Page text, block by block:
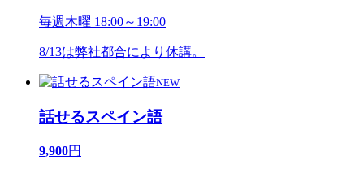
毎週木曜 18:00～19:00
8/13は弊社都合により休講。
NEW
話せるスペイン語
9,900円